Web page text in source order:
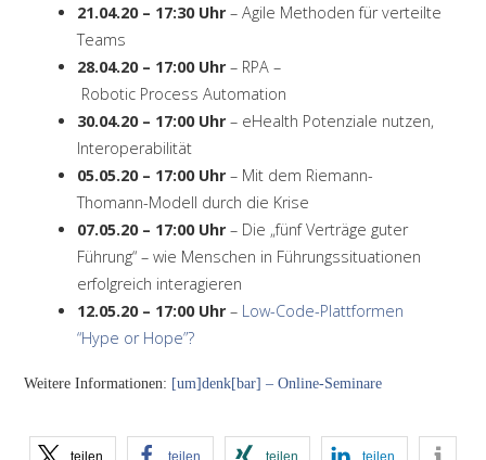
21.04.20 – 17:30 Uhr – Agile Methoden für verteilte
Teams
28.04.20 – 17:00 Uhr – RPA –
Robotic Process Automation
30.04.20 – 17:00 Uhr– eHealth Potenziale nutzen,
Interoperabilität
05.05.20 – 17:00 Uhr – Mit dem Riemann-
Thomann-Modell durch die Krise
07.05.20 – 17:00 Uhr – Die „fünf Verträge guter
Führung“ – wie Menschen in Führungssituationen
erfolgreich interagieren
12.05.20 – 17:00 Uhr – Low-Code-Plattformen
“Hype or Hope”?
Weitere Informationen: [um]denk[bar] – Online-Seminare
teilen teilen teilen teilen